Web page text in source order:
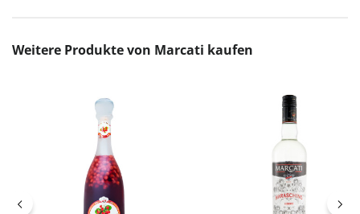
Produktgalerie überspringen
Weitere Produkte von Marcati kaufen